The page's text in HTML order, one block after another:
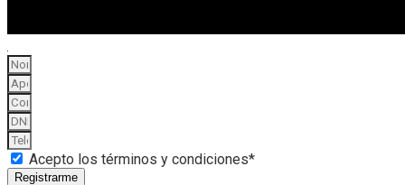
Acepto los términos y condiciones*
Registrarme